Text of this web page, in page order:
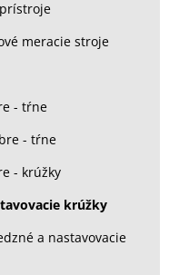
meracie stroje
- tŕne
- tŕne
- krúžky
krúžky
a nastavovacie